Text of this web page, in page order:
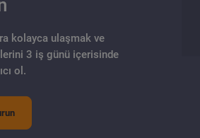
kolayca ulaşmak ve
3 iş günü içerisinde
ol.